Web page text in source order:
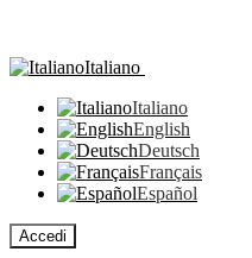
Italiano
Italiano
English
Deutsch
Français
Español
Accedi